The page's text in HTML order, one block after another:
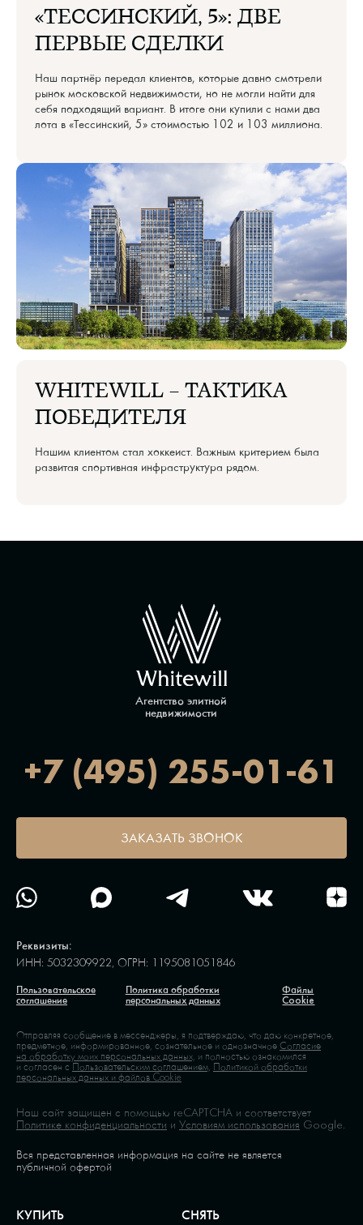
«ТЕССИНСКИЙ, 5»: ДВЕ
ПЕРВЫЕ СДЕЛКИ
Наш партнёр передал клиентов, которые давно смотрели
рынок московской недвижимости, но не могли найти для
себя подходящий вариант. В итоге они купили с нами два
лота в «Тессинский, 5» стоимостью 102 и 103 миллиона.
WHITEWILL — ТАКТИКА
ПОБЕДИТЕЛЯ
Нашим клиентом стал хоккеист. Важным критерием была
развитая спортивная инфраструктура рядом.
Агентство элитной
недвижимости
КУПИТЬ СНЯТЬ
+7 (495) 255-01-61
ЗАКАЗАТЬ ЗВОНОК
Реквизиты:
ИНН: 5032309922, ОГРН: 1195081051846
Пользовательское
соглашение
Политика обработки
персональных данных
Файлы
Cookie
Отправляя сообщение в мессенджеры, я подтверждаю, что даю конкретное,
предметное, информированное, сознательное и однозначноеСогласие
на обработку моих персональных данных, и полностью ознакомился
и согласен сПользовательским соглашением, Политикой обработки
персональных данных и файлов Cookie
Наш сайт защищен с помощью reCAPTCHA и соответствует
Политике конфиденциальности и Условиям использования Google.
Вся представленная информация на сайте не является
публичной офертой